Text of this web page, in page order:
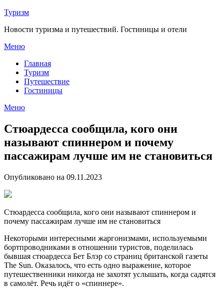
Перейти
содержимому
Туризм
Новости туризма и путешествий. Гостиницы и отели
Меню
Главная
Туризм
Путешествие
Гостиницы
Меню
Стюардесса сообщила, кого они
называют спиннером и почему
пассажирам лучше им не становиться
Опубликовано на 09.11.2023
Стюардесса сообщила, кого они называют спиннером и
почему пассажирам лучше им не становиться
Некоторыми интересными жаргонизмами, используемыми
бортпроводниками в отношении туристов, поделилась
бывшая стюардесса Бет Блэр со страниц британской газеты
The Sun. Оказалось, что есть одно выражение, которое
путешественники никогда не захотят услышать, когда садятся
в самолёт. Речь идёт о «спиннере».